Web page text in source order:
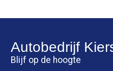
Autobedrijf
Blijf op de hoogte